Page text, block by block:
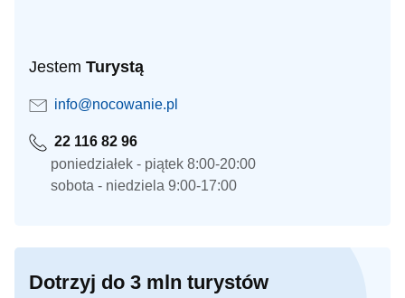
Jestem Turystą
info@nocowanie.pl
22 116 82 96
poniedziałek - piątek 8:00-20:00
sobota - niedziela 9:00-17:00
Dotrzyj do 3 mln turystów